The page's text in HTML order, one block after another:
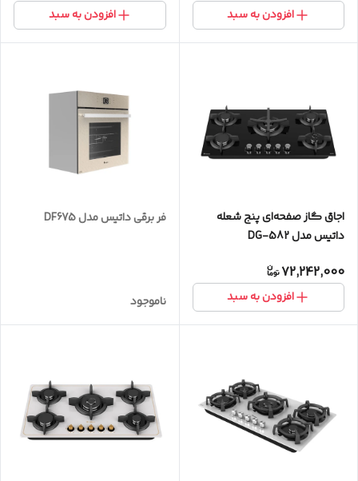
افزودن به سبد افزودن به سبد
اجاق گاز صفحه‌ای پنج شعله
داتیس مدل DG-582
72,242,000
افزودن به سبد
فر برقی داتیس مدل DF675
ناموجود